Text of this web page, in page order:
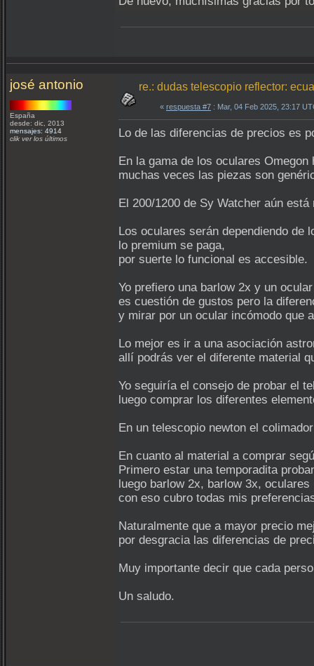
josé antonio
España
desde: dic, 2013
mensajes: 4914
clik ver los últimos
re.: dudas telescopio reflector:
« respuesta #7 : Mar, 04 Feb 2025, 23:17
Lo de las diferencias de precios es
En la gama de los oculares Omegon
muchas veces las piezas son
El 200/1200 de Sy Watcher aún está
Los oculares serán dependiendo de
lo premium se paga,
por suerte lo funcional es accesible.
Yo prefiero una barlow 2x y un
es cuestión de gustos pero la
y mirar por un ocular incómodo que
Lo mejor es ir a una asociación
allí podrás ver el diferente material
Yo seguiría el consejo de probar el
luego comprar los diferentes
En un telescopio newton el
En cuanto al material a comprar
Primero estar una temporadita
luego barlow 2x, barlow 3x,
con eso cubro todas mis
Naturalmente que a mayor precio
por desgracia las diferencias de
Muy importante decir que cada
Un saludo.